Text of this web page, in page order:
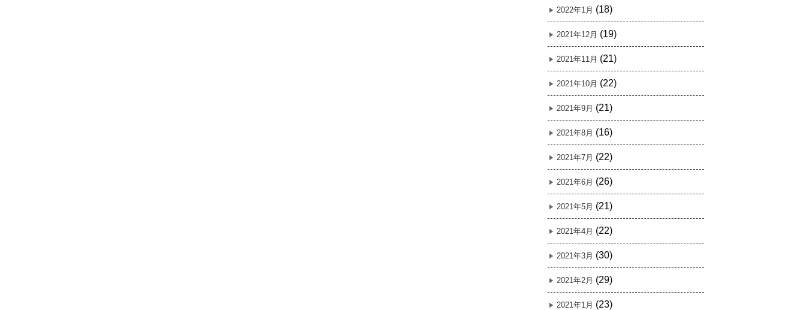
2022年1月 (18)
2021年12月 (19)
2021年11月 (21)
2021年10月 (22)
2021年9月 (21)
2021年8月 (16)
2021年7月 (22)
2021年6月 (26)
2021年5月 (21)
2021年4月 (22)
2021年3月 (30)
2021年2月 (29)
2021年1月 (23)